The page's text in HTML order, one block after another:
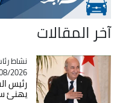
آخر المقالات
Catégorie
نشاط
2026 - 21:38
رئيس
يهنئ